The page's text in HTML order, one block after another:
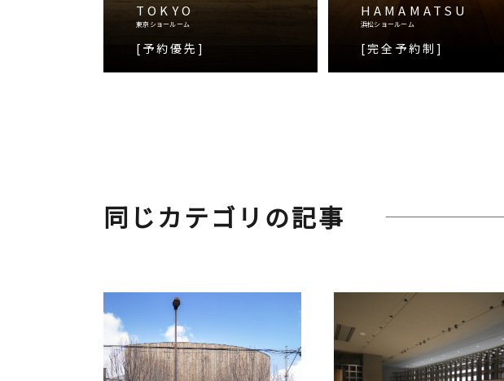
TOKYO
東京ショールーム
[予約優先]
HAMAMATSU
浜松ショールーム
[完全予約制]
同じカテゴリの記事